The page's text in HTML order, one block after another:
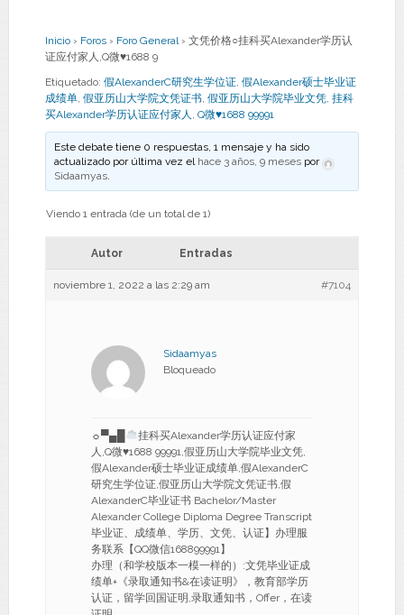
Inicio › Foros › Foro General › 文凭价格○挂科买Alexander学历认
证应付家人,Q微♥1688 9
Etiquetado: 假AlexanderC研究生学位证, 假Alexander硕士毕业证
成绩单, 假亚历山大学院文凭证书, 假亚历山大学院毕业文凭, 挂科
买Alexander学历认证应付家人 , Q微♥1688 99991
Este debate tiene 0 respuestas, 1 mensaje y ha sido
actualizado por última vez el hace 3 años, 9 meses por
Sidaamyas.
Viendo 1 entrada (de un total de 1)
Autor Entradas
noviembre 1, 2022 a las 2:29 am #7104
Sidaamyas
Bloqueado
☼▀▄█
挂科买Alexander学历认证应付家
人,Q微♥1688 99991,假亚历山大学院毕业文凭,
假Alexander硕士毕业证成绩单,假AlexanderC
研究生学位证,假亚历山大学院文凭证书,假
AlexanderC毕业证书 Bachelor/Master
Alexander College Diploma Degree Transcript
毕业证、成绩单、学历、文凭、认证】办理服
务联系【QQ微信168899991】
办理（和学校版本一模一样的）:文凭毕业证成
绩单+《录取通知书&在读证明》，教育部学历
认证，留学回国证明,录取通知书，Offer，在读